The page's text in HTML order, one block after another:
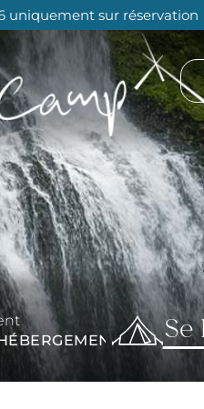
uniquement sur réservation